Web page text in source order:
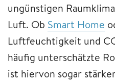
ungünstigen
Luft. Ob Smart Home
Luftfeuchtigkeit und
häufig unterschätzte
ist hiervon sogar